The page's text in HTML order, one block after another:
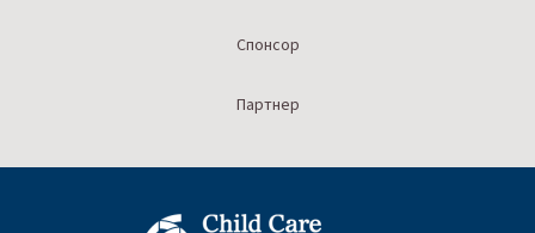
Спонсор
Партнер